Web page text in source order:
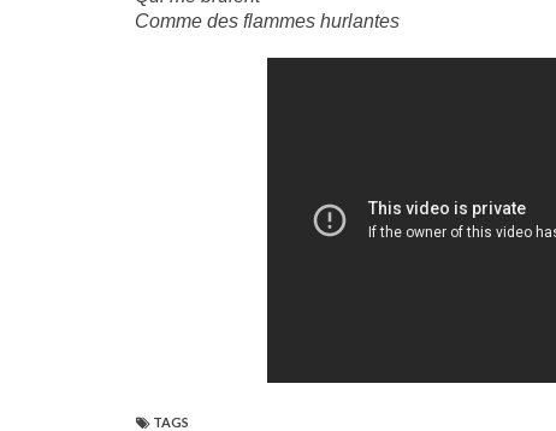
Comme des flammes hurlantes
TAGS